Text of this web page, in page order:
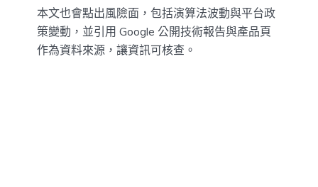
本文也會點出風險面，包括演算法波動與平台政
策變動，並引用 Google 公開技術報告與產品頁
作為資料來源，讓資訊可核查。